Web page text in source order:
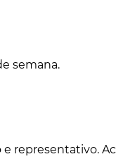
semana.
representativo.